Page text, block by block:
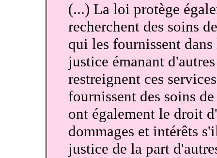
(...) La loi protège
recherchent des soins
qui les fournissent
justice émanant
restreignent ces
fournissent des soins
ont également le droit
dommages et intérêts
justice de la part